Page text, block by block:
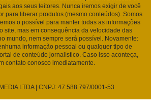
aos seus leitores. Nunca iremos exigir de você
para liberar produtos (mesmo conteúdos). Somos
o possível para manter todas as informações
site, mas em consequência da velocidade das
mundo, nem sempre será possível. Novamente:
informação pessoal ou qualquer tipo de
de conteúdo jornalístico. Caso isso aconteça,
contato conosco imediatamente.
LTDA | CNPJ: 47.588.797/0001-53